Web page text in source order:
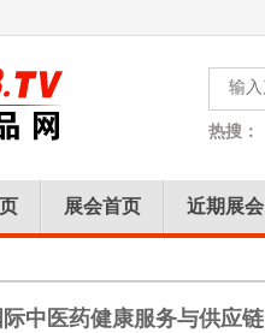
热搜：
展会首页 近期展会
中医药健康服务与供应